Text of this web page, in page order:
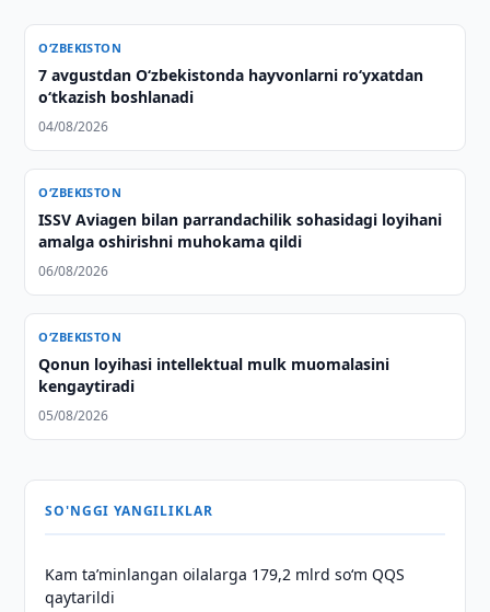
O‘ZBEKISTON
7 avgustdan O‘zbekistonda hayvonlarni ro‘yxatdan
o‘tkazish boshlanadi
04/08/2026
O‘ZBEKISTON
ISSV Aviagen bilan parrandachilik sohasidagi loyihani
amalga oshirishni muhokama qildi
06/08/2026
O‘ZBEKISTON
Qonun loyihasi intellektual mulk muomalasini
kengaytiradi
05/08/2026
SO'NGGI YANGILIKLAR
Kam taʼminlangan oilalarga 179,2 mlrd so‘m QQS
qaytarildi